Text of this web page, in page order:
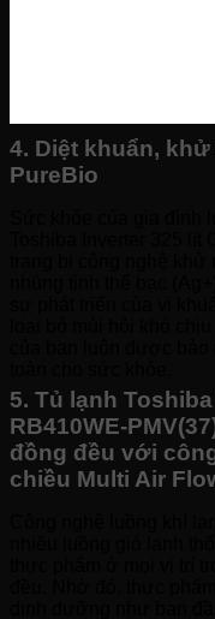
4. Diệt khuẩn,
PureBio
5. Tủ lạnh
RB410WE-
đồng đều với
chiều Multi Air